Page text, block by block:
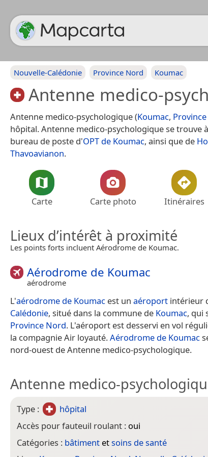
Nouvelle-Calédonie Province Nord Koumac
Antenne medico-
Antenne medico-psychologique (Koumac,
hôpital. Antenne medico-psychologique se trouve
bureau de poste d'OPT de Koumac, ainsi que de
Thavoavianon.
Carte Carte photo Itinéraires
Lieux d’intérêt à proximité
Les points forts incluent Aérodrome de Koumac.
Aérodrome de Koumac
aérodrome
L'aérodrome de Koumac est un aéroport intérieur
Calédonie, situé dans la commune de Koumac, qui
Province Nord. L'aéroport est desservi en vol
la compagnie Air loyauté.Aérodrome de Koumac
nord-ouest de Antenne medico-psychologique.
Antenne medico-
Type :
hôpital
Accès pour fauteuil roulant : oui
Catégories : bâtiment etsoins de santé